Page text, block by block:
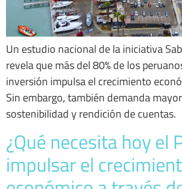
Un estudio nacional de la iniciativa
revela que más del 80% de los
inversión impulsa el crecimiento
Sin embargo, también demanda
sostenibilidad y rendición de cuentas.
¿Qué necesita hoy el
impulsar el